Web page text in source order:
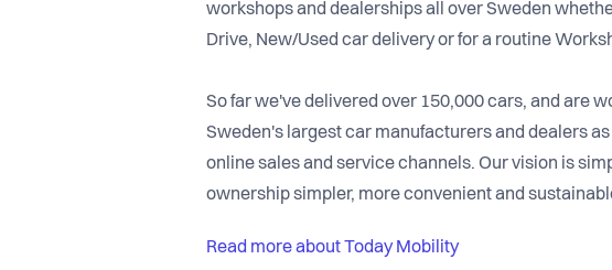
workshops and dealerships all over Sweden
Drive, New/Used car delivery or for a routine
So far we've delivered over 150,000 cars, and are
Sweden's largest car manufacturers and dealers
online sales and service channels. Our vision is
ownership simpler, more convenient and
Read more about Today Mobility